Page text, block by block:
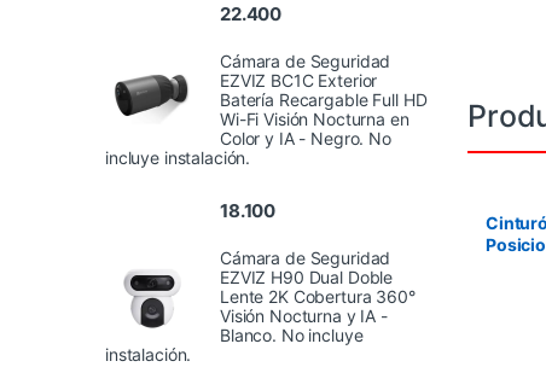
22.400
Cámara de Seguridad
EZVIZ BC1C Exterior
Batería Recargable Full HD
Wi-Fi Visión Nocturna en
Color y IA - Negro. No
incluye instalación.
18.100
Cámara de Seguridad
EZVIZ H90 Dual Doble
Lente 2K Cobertura 360°
Visión Nocturna y IA -
Blanco. No incluye
instalación.